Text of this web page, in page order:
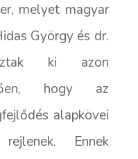
melyet magyar
György és dr.
ki azon
hogy az
alapkövei
Ennek